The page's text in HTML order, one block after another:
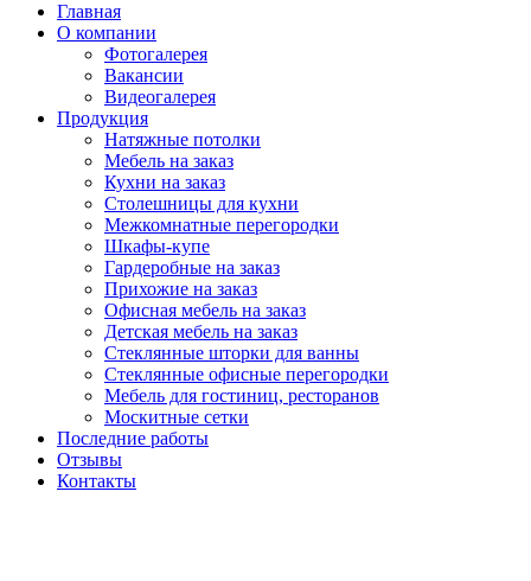
Главная
О компании
Фотогалерея
Вакансии
Видеогалерея
Продукция
Натяжные потолки
Мебель на заказ
Кухни на заказ
Столешницы для кухни
Межкомнатные перегородки
Шкафы-купе
Гардеробные на заказ
Прихожие на заказ
Офисная мебель на заказ
Детская мебель на заказ
Стеклянные шторки для ванны
Стеклянные офисные перегородки
Мебель для гостиниц, ресторанов
Москитные сетки
Последние работы
Отзывы
Контакты